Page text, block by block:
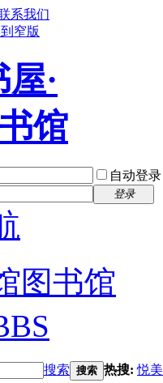
系我们
窄版
自动登录
登录
图书馆
搜索 搜索 热搜:悦美